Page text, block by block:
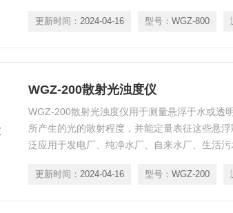
量。
更新时间： 2024-04-16 型号： WGZ-800
WGZ-200散射光浊度仪
WGZ-200散射光浊度仪用于测量悬浮于水或透
所产生的光的散射程度，并能定量表征这些悬
泛应用于发电厂、纯净水厂、自来水厂、生活
量。
更新时间： 2024-04-16 型号： WGZ-200